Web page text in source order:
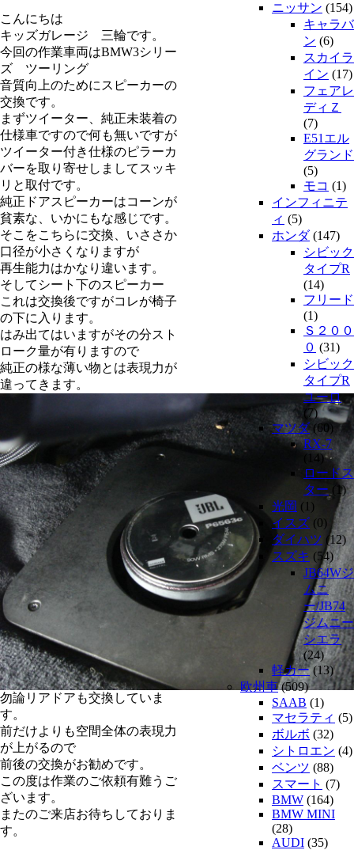
こんにちは
キッズガレージ 三輪です。
今回の作業車両はBMW3シリー
ズ ツーリング
音質向上のためにスピーカーの
交換です。
まずツイーター、純正未装着の
仕様車ですので何も無いですが
ツイーター付き仕様のピラーカ
バーを取り寄せしましてスッキ
リと取付です。
純正ドアスピーカーはコーンが
貧素な、いかにもな感じです。
そこをこちらに交換、いささか
口径が小さくなりますが
再生能力はかなり違います。
そしてシート下のスピーカー
これは交換後ですがコレが椅子
の下に入ります。
はみ出てはいますがその分スト
ローク量が有りますので
純正の様な薄い物とは表現力が
違ってきます。
勿論リアドアも交換していま
す。
前だけよりも空間全体の表現力
が上がるので
前後の交換がお勧めです。
この度は作業のご依頼有難うご
ざいます。
またのご来店お待ちしておりま
す。
ニッサン (154)
キャラバ
ン (6)
スカイラ
イン (17)
フェアレ
ディＺ
(7)
E51エル
グランド
(5)
モコ (1)
インフィニテ
ィ (5)
ホンダ(147)
シビック
タイプR
(14)
フリード
(1)
Ｓ２００
０ (31)
シビック
タイプR
ユーロ
(7)
マツダ(60)
RX-7
(14)
ロードス
ター (1)
光岡 (1)
イスズ (0)
ダイハツ (12)
スズキ (54)
JB64Wジ
ムニ
ー/JB74
ジムニー
シエラ
(24)
軽カー(13)
欧州車(509)
SAAB (1)
マセラティ (5)
ボルボ (32)
シトロエン (4)
ベンツ (88)
スマート (7)
BMW (164)
BMW MINI
(28)
AUDI (35)